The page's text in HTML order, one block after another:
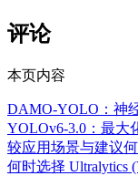
评论
本页内容
DAMO-YOLO：神
YOLOv6-3.0：最大
较应用场景与建议
何时选择 Ultralytics